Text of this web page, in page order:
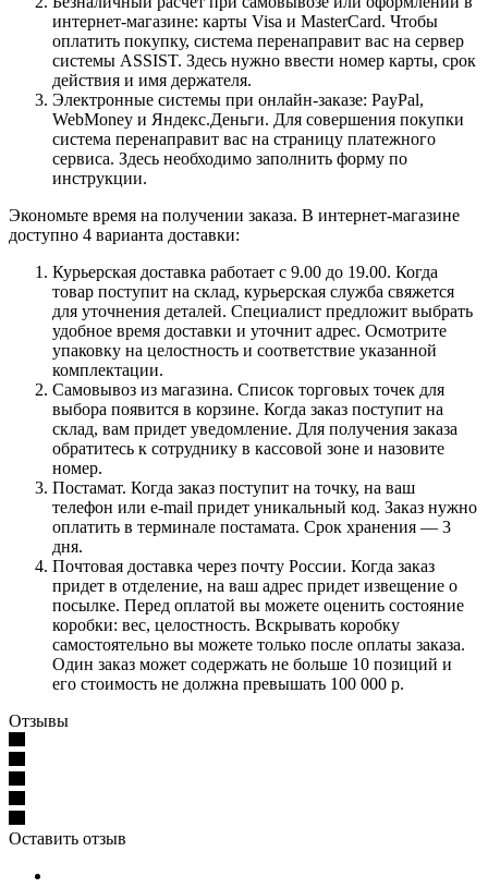
интернет-магазине: карты Visa и MasterCard. Чтобы
оплатить покупку, система перенаправит вас на сервер
системы ASSIST. Здесь нужно ввести номер карты, срок
действия и имя держателя.
Электронные системы при онлайн-заказе: PayPal,
WebMoney и Яндекс.Деньги. Для совершения покупки
система перенаправит вас на страницу платежного
сервиса. Здесь необходимо заполнить форму по
инструкции.
Экономьте время на получении заказа. В интернет-магазине
доступно 4 варианта доставки:
Курьерская доставка работает с 9.00 до 19.00. Когда
товар поступит на склад, курьерская служба свяжется
для уточнения деталей. Специалист предложит выбрать
удобное время доставки и уточнит адрес. Осмотрите
упаковку на целостность и соответствие указанной
комплектации.
Самовывоз из магазина. Список торговых точек для
выбора появится в корзине. Когда заказ поступит на
склад, вам придет уведомление. Для получения заказа
обратитесь к сотруднику в кассовой зоне и назовите
номер.
Постамат. Когда заказ поступит на точку, на ваш
телефон или e-mail придет уникальный код. Заказ нужно
оплатить в терминале постамата. Срок хранения — 3
дня.
Почтовая доставка через почту России. Когда заказ
придет в отделение, на ваш адрес придет извещение о
посылке. Перед оплатой вы можете оценить состояние
коробки: вес, целостность. Вскрывать коробку
самостоятельно вы можете только после оплаты заказа.
Один заказ может содержать не больше 10 позиций и
его стоимость не должна превышать 100 000 р.
Отзывы
Оставить отзыв